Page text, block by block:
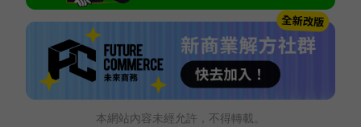
本網站內容未經允許，不得轉載。